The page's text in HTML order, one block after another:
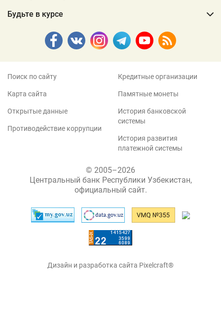
Будьте в курсе
Поиск по сайту
Карта сайта
Открытые данные
Противодействие коррупции
Кредитные организации
Памятные монеты
История банковской
системы
История развития
платежной системы
© 2005–2026
Центральный банк Республики Узбекистан,
официальный сайт.
Дизайн и разработка сайта Pixelcraft®